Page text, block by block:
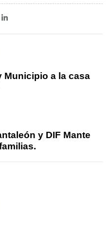
Municipio a la casa
y DIF Mante